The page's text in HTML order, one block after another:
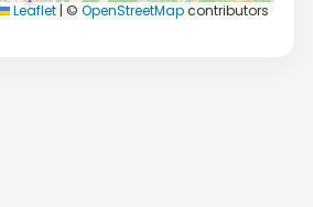
Leaflet | © OpenStreetMapcontributors